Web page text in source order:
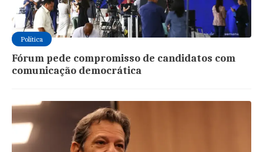
Política
Fórum pede compromisso de candidatos com
comunicação democrática